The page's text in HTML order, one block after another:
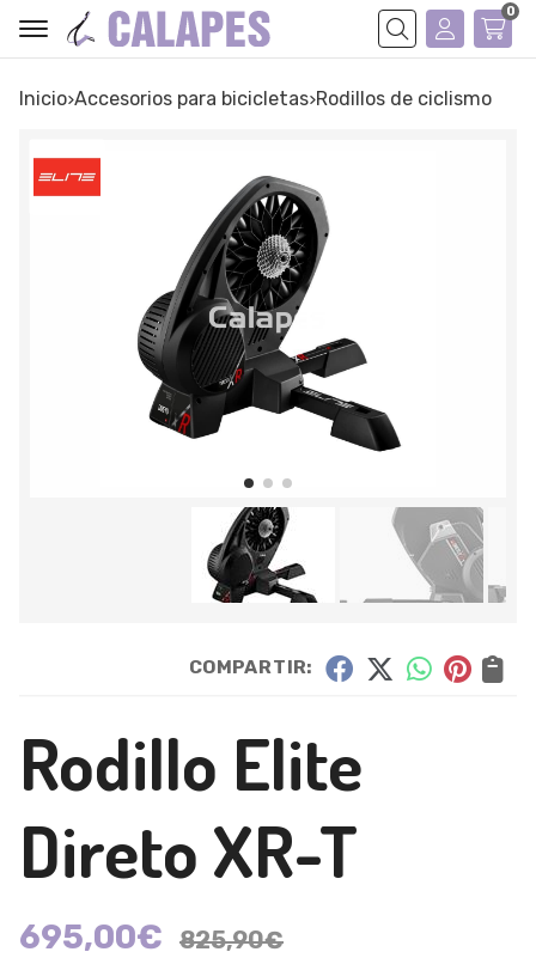
Buscar
0
Inicio accesorios para bicicletas rodillos de ciclismo
COMPARTIR:
Rodillo Elite
Direto XR-T
695,00€ 825,90€